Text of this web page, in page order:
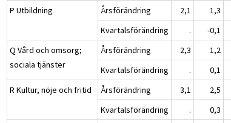
P Utbildning
Årsförändring 2,1 1,3
Kvartalsförändring
. -0,1
Q Vård och omsorg;
sociala tjänster
Årsförändring 2,3 1,2
Kvartalsförändring
. 0,1
R Kultur, nöje och fritid
Årsförändring 3,1 2,5
Kvartalsförändring
. 0,3